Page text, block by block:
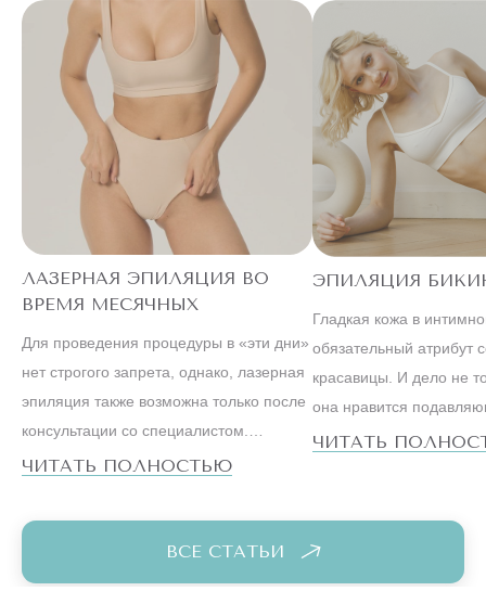
ЛАЗЕРНАЯ ЭПИЛЯЦИЯ ВО
ВРЕМЯ МЕСЯЧНЫХ
Для проведения процедуры в «эти дни»
нет строгого запрета, однако, лазерная
эпиляция также возможна только после
консультации со специалистом.
Ведущие косметологи настаивают на
чувствительных зонах бикини или,
например, подмышек, лучше оставить
на первые дни после менструации.
ЧИТАТЬ ПОЛНОСТЬЮ
ЭПИЛЯЦИЯ
Гладкая кожа в
обязательный атрибут
красавицы. И дело не
она нравится
большинству мужчин.
вели наши мамы и
ЧИТАТЬ
ВСЕ СТАТЬИ